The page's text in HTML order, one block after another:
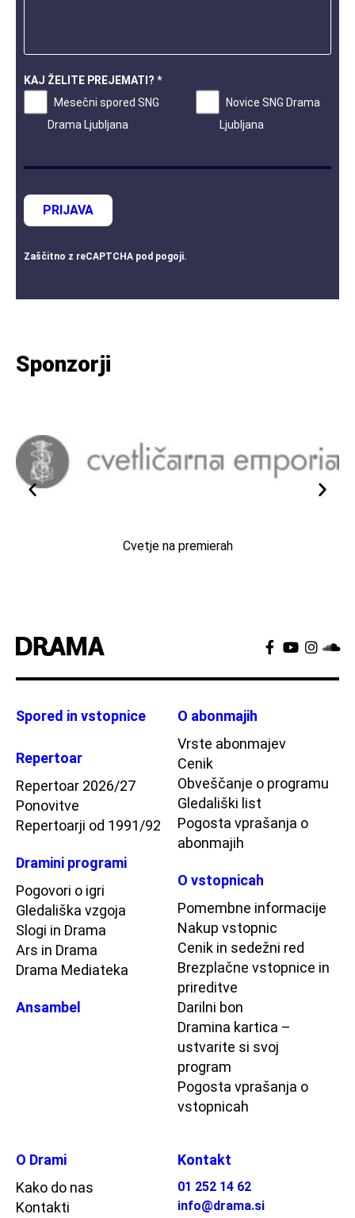
KAJ ŽELITE PREJEMATI? *
Mesečni spored SNG
Drama Ljubljana
Novice SNG Drama
Ljubljana
PRIJAVA
Zaščitno z reCAPTCHA pod pogoji.
Sponzorji
Cvetje na premierah
Spored in vstopnice
Repertoar
Repertoar 2026/27
Ponovitve
Repertoarji od 1991/92
Dramini programi
Pogovori o igri
Gledališka vzgoja
Slogi in Drama
Ars in Drama
Drama Mediateka
Ansambel
O abonmajih
Vrste abonmajev
Cenik
Obveščanje o programu
Gledališki list
Pogosta vprašanja o
abonmajih
O vstopnicah
Pomembne informacije
Nakup vstopnic
Cenik in sedežni red
Brezplačne vstopnice in
prireditve
Darilni bon
Dramina kartica –
ustvarite si svoj
program
Pogosta vprašanja o
vstopnicah
O Drami
Kako do nas
Kontakti
Kontakt
01 252 14 62
info@drama.si